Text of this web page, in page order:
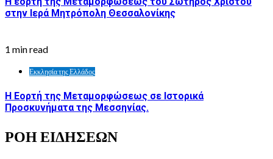
στην Ιερά Μητρόπολη Θεσσαλονίκης
1 min read
Εκκλησία της Ελλάδος
Η Εορτή της Μεταμορφώσεως σε Ιστορικά
Προσκυνήματα της Μεσσηνίας.
ΡΟΗ ΕΙΔΗΣΕΩΝ